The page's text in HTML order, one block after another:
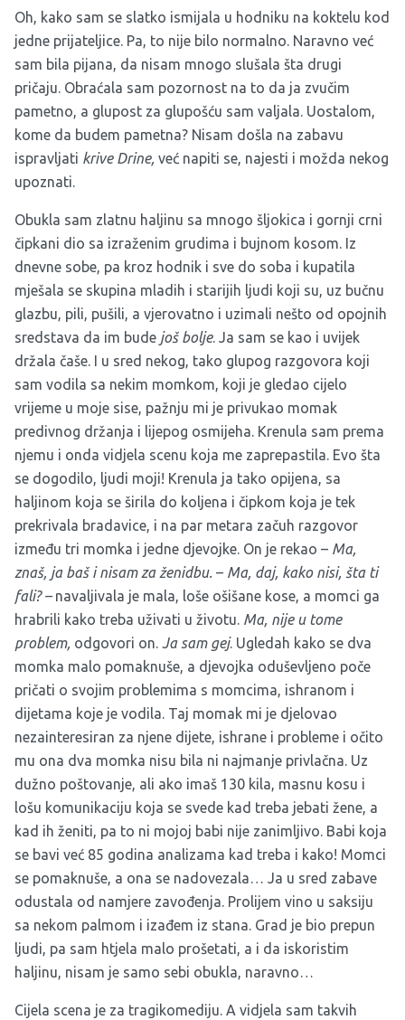
Oh, kako sam se slatko ismijala u hodniku na koktelu kod
jedne prijateljice. Pa, to nije bilo normalno. Naravno već
sam bila pijana, da nisam mnogo slušala šta drugi
pričaju. Obraćala sam pozornost na to da ja zvučim
pametno, a glupost za glupošću sam valjala. Uostalom,
kome da budem pametna? Nisam došla na zabavu
ispravljati krive Drine, već napiti se, najesti i možda nekog
upoznati.
Obukla sam zlatnu haljinu sa mnogo šljokica i gornji crni
čipkani dio sa izraženim grudima i bujnom kosom. Iz
dnevne sobe, pa kroz hodnik i sve do soba i kupatila
mješala se skupina mladih i starijih ljudi koji su, uz bučnu
glazbu, pili, pušili, a vjerovatno i uzimali nešto od opojnih
sredstava da im bude još bolje. Ja sam se kao i uvijek
držala čaše. I u sred nekog, tako glupog razgovora koji
sam vodila sa nekim momkom, koji je gledao cijelo
vrijeme u moje sise, pažnju mi je privukao momak
predivnog držanja i lijepog osmijeha. Krenula sam prema
njemu i onda vidjela scenu koja me zaprepastila. Evo šta
se dogodilo, ljudi moji! Krenula ja tako opijena, sa
haljinom koja se širila do koljena i čipkom koja je tek
prekrivala bradavice, i na par metara začuh razgovor
između tri momka i jedne djevojke. On je rekao – Ma,
znaš, ja baš i nisam za ženidbu. – Ma, daj, kako nisi, šta ti
fali? –navaljivala je mala, loše ošišane kose, a momci ga
hrabrili kako treba uživati u životu. Ma, nije u tome
problem, odgovori on. Ja sam gej. Ugledah kako se dva
momka malo pomaknuše, a djevojka oduševljeno poče
pričati o svojim problemima s momcima, ishranom i
dijetama koje je vodila. Taj momak mi je djelovao
nezainteresiran za njene dijete, ishrane i probleme i očito
mu ona dva momka nisu bila ni najmanje privlačna. Uz
dužno poštovanje, ali ako imaš 130 kila, masnu kosu i
lošu komunikaciju koja se svede kad treba jebati žene, a
kad ih ženiti, pa to ni mojoj babi nije zanimljivo. Babi koja
se bavi već 85 godina analizama kad treba i kako! Momci
se pomaknuše, a ona se nadovezala… Ja u sred zabave
odustala od namjere zavođenja. Prolijem vino u saksiju
sa nekom palmom i izađem iz stana. Grad je bio prepun
ljudi, pa sam htjela malo prošetati, a i da iskoristim
haljinu, nisam je samo sebi obukla, naravno…
Cijela scena je za tragikomediju. A vidjela sam takvih